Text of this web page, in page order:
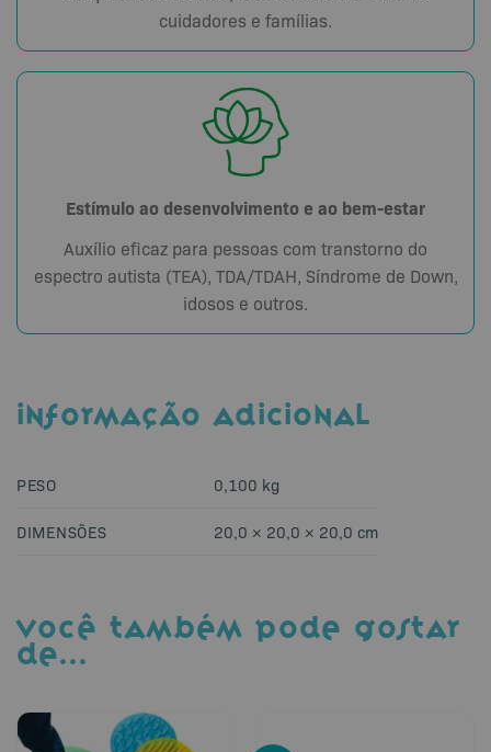
cuidadores e famílias.
Estímulo ao desenvolvimento e ao bem-estar
Auxílio eficaz para pessoas com transtorno do
espectro autista (TEA), TDA/TDAH, Síndrome de Down,
idosos e outros.
INFORMAÇÃO ADICIONAL
PESO 0,100 kg
DIMENSÕES 20,0 × 20,0 × 20,0 cm
VOCÊ TAMBÉM PODE GOSTAR
DE…